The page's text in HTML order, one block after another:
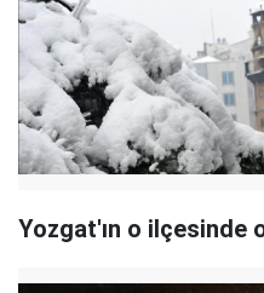
Yozgat'ın o ilçesinde